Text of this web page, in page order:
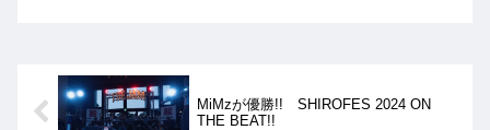
MiMzが優勝!! SHIROFES 2024 ON
THE BEAT!!